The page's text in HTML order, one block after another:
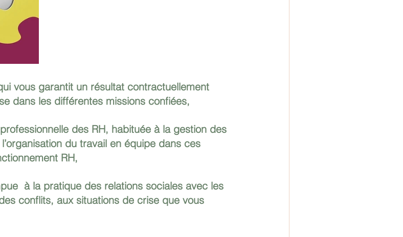
vous garantit un résultat contractuellement
dans les différentes missions confiées,
des RH, habituée à la gestion des
du travail en équipe dans ces
RH,
conflits, aux situations de crise que vous